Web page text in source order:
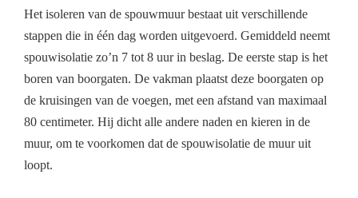
Het isoleren van de spouwmuur bestaat uit verschillende
stappen die in één dag worden uitgevoerd. Gemiddeld neemt
spouwisolatie zo’n 7 tot 8 uur in beslag. De eerste stap is het
boren van boorgaten. De vakman plaatst deze boorgaten op
de kruisingen van de voegen, met een afstand van maximaal
80 centimeter. Hij dicht alle andere naden en kieren in de
muur, om te voorkomen dat de spouwisolatie de muur uit
loopt.